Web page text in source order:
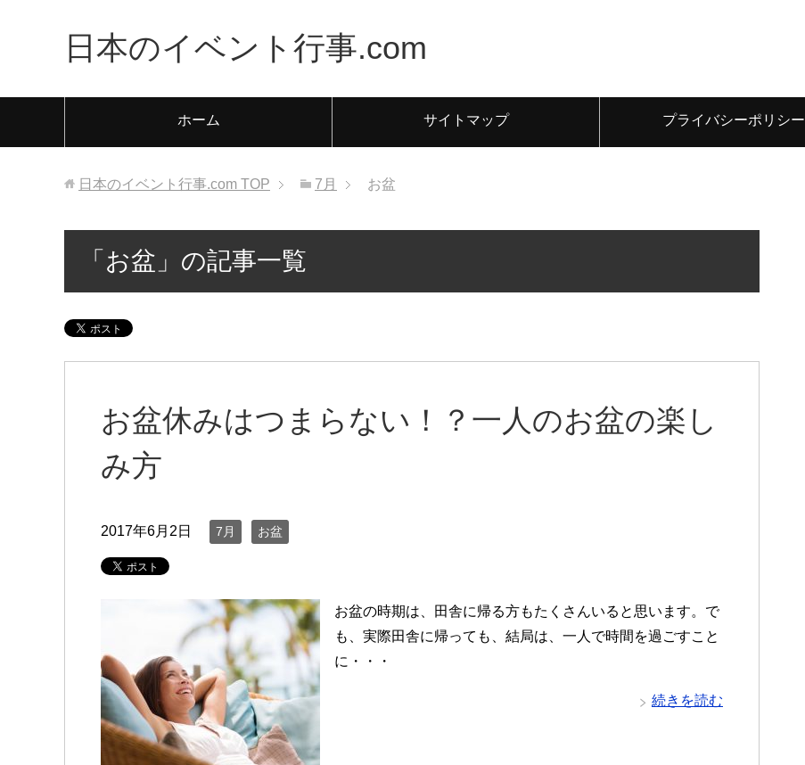
日本のイベント行事.com
ホーム サイトマップ プライバシーポリシー
日本のイベント行事.com TOP 7月 お盆
「お盆」の記事一覧
お盆休みはつまらない！？一人のお盆の楽し
み方
2017年6月2日 7月 お盆
お盆の時期は、田舎に帰る方もたくさんいると思います。で
も、実際田舎に帰っても、結局は、一人で時間を過ごすこと
に・・・
続きを読む